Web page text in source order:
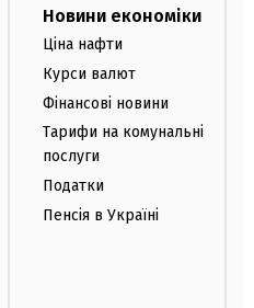
Новини економіки
Ціна нафти
Курси валют
Фінансові новини
Тарифи на комунальні
послуги
Податки
Пенсія в Україні